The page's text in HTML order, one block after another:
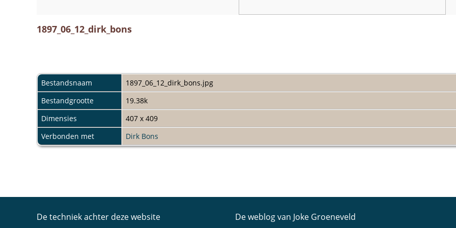
1897_06_12_dirk_bons
Bestandsnaam
1897_06_12_dirk_bons.jpg
Bestandgrootte
19.38k
Dimensies
407 x 409
Verbonden met
Dirk Bons
De techniek achter deze website De weblog van Joke Groeneveld